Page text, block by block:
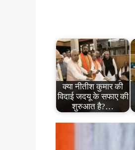
क्या नीतीश कुमार की
विदाई जदयू के सफाए की
शुरुआत है?…